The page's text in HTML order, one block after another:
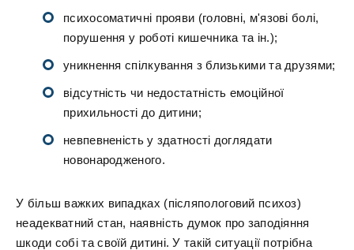
психосоматичні прояви (головні, м'язові болі,
порушення у роботі кишечника та ін.);
уникнення спілкування з близькими та друзями;
відсутність чи недостатність емоційної
прихильності до дитини;
невпевненість у здатності доглядати
новонародженого.
У більш важких випадках (післяпологовий психоз)
неадекватний стан, наявність думок про заподіяння
шкоди собі та своїй дитині. У такій ситуації потрібна